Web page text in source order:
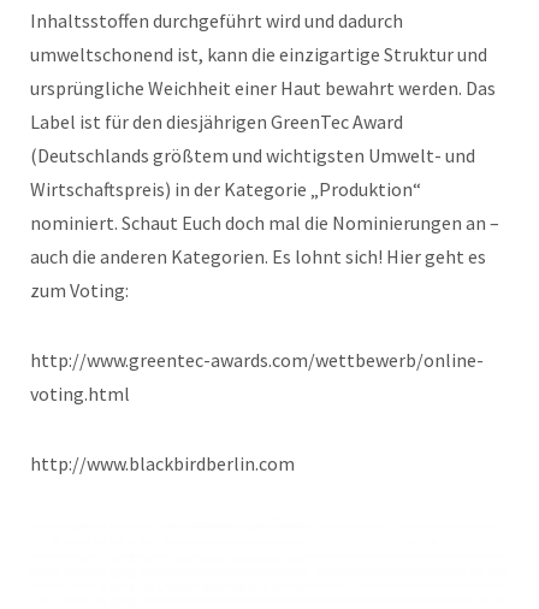
Inhaltsstoffen durchgeführt wird und dadurch
umweltschonend ist, kann die einzigartige Struktur und
ursprüngliche Weichheit einer Haut bewahrt werden. Das
Label ist für den diesjährigen GreenTec Award
(Deutschlands größtem und wichtigsten Umwelt- und
Wirtschaftspreis) in der Kategorie „Produktion“
nominiert. Schaut Euch doch mal die Nominierungen an –
auch die anderen Kategorien. Es lohnt sich! Hier geht es
zum Voting:
http://www.greentec-awards.com/wettbewerb/online-
voting.html
http://www.blackbirdberlin.com